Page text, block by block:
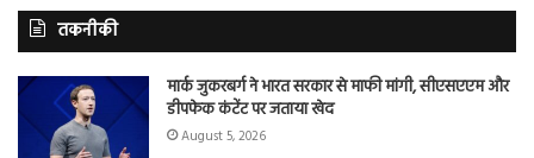
तकनीकी
मार्क जुकरबर्ग ने भारत सरकार से माफी मांगी, सीएसएएम और
डीपफेक कंटेंट पर जताया खेद
August 5, 2026